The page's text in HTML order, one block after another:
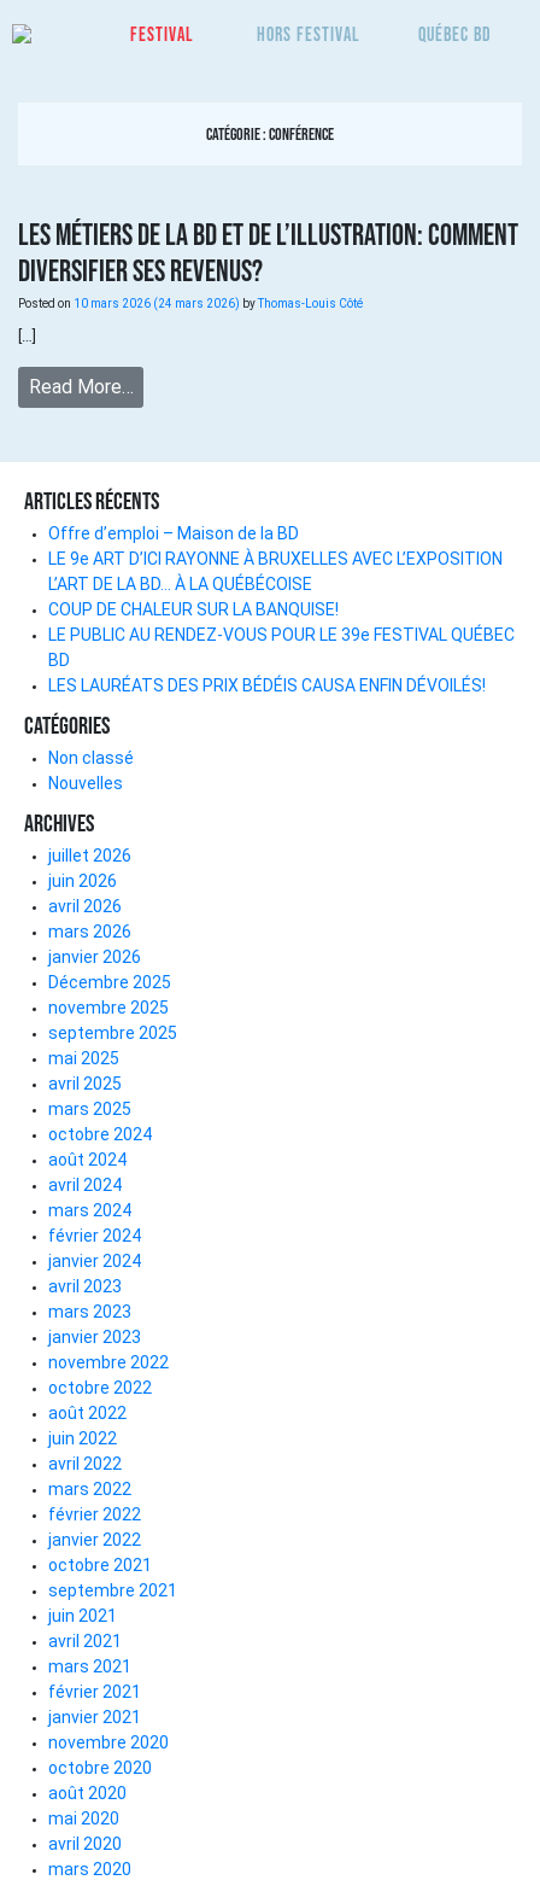
Festival Hors Festival Québec BD
Catégorie :Conférence
Les métiers de la BD et de l’illustration: comment
diversifier ses revenus?
Posted on 10 mars 2026 (24 mars 2026) by Thomas-Louis Côté
[…]
Read More…
Articles récents
Offre d’emploi – Maison de la BD
LE 9e ART D’ICI RAYONNE À BRUXELLES AVEC L’EXPOSITION
L’ART DE LA BD… À LA QUÉBÉCOISE
COUP DE CHALEUR SUR LA BANQUISE!
LE PUBLIC AU RENDEZ-VOUS POUR LE 39e FESTIVAL QUÉBEC
BD
LES LAURÉATS DES PRIX BÉDÉIS CAUSA ENFIN DÉVOILÉS!
Catégories
Non classé
Nouvelles
Archives
juillet 2026
juin 2026
avril 2026
mars 2026
janvier 2026
Décembre 2025
novembre 2025
septembre 2025
mai 2025
avril 2025
mars 2025
octobre 2024
août 2024
avril 2024
mars 2024
février 2024
janvier 2024
avril 2023
mars 2023
janvier 2023
novembre 2022
octobre 2022
août 2022
juin 2022
avril 2022
mars 2022
février 2022
janvier 2022
octobre 2021
septembre 2021
juin 2021
avril 2021
mars 2021
février 2021
janvier 2021
novembre 2020
octobre 2020
août 2020
mai 2020
avril 2020
mars 2020